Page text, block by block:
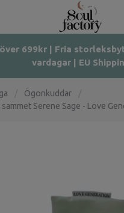
699kr | Fria
vardagar | EU
Ögonkuddar
Serene Sage - Love